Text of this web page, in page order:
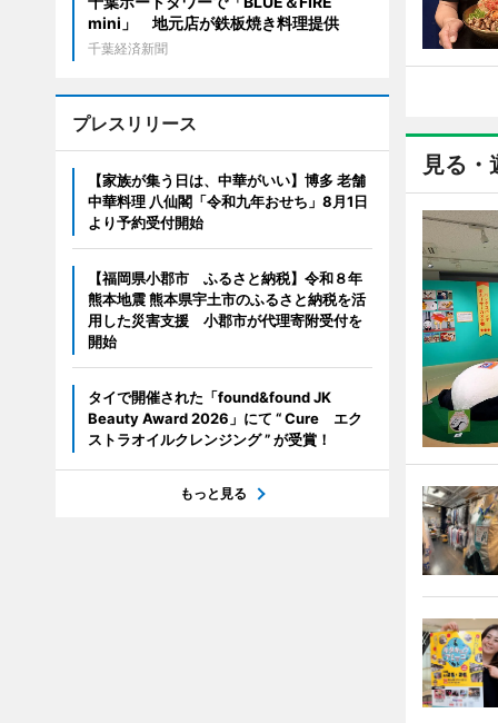
見る・
mini」 地元店が鉄板焼き料理提供
千葉経済新聞
プレスリリース
【家族が集う日は、中華がいい】博多 老舗
中華料理 八仙閣「令和九年おせち」8月1日
より予約受付開始
【福岡県小郡市 ふるさと納税】令和８年
熊本地震 熊本県宇土市のふるさと納税を活
用した災害支援 小郡市が代理寄附受付を
開始
タイで開催された「found&found JK
Beauty Award 2026」にて “ Cure エク
ストラオイルクレンジング ” が受賞！
もっと見る